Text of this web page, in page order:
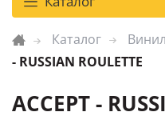
Каталог
- RUSSIAN ROULETTE
ACCEPT -